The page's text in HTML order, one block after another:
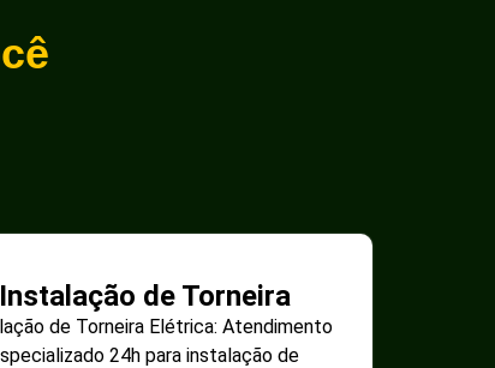
Instalação de Torneira
de Torneira Elétrica: Atendimento
24h para instalação de